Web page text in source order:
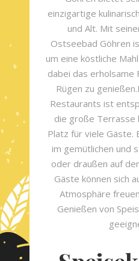
einzigartige
und Alt. Mit
Ostseebad Göhren
um eine köstliche
dabei das erholsame
Rügen zu
Restaurants ist
die große Terrasse
Platz für viele Gäste.
im gemütlichen und
oder draußen auf
Gäste können sich
Atmosphäre
Genießen von